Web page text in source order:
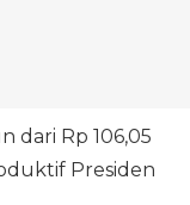
dari Rp 106,05
Presiden